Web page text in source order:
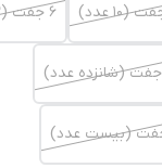
6 جفت (12 عدد)